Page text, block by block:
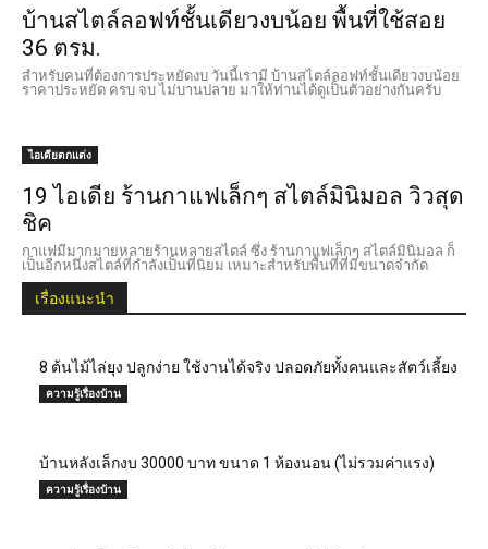
บ้านสไตล์ลอฟท์ชั้นเดียวงบน้อย พื้นที่ใช้สอย
36 ตรม.
สำหรับคนที่ต้องการประหยัดงบ วันนี้เรามี บ้านสไตล์ลอฟท์ชั้นเดียวงบน้อย
ราคาประหยัด ครบ จบ ไม่บานปลาย มาให้ท่านได้ดูเป็นตัวอย่างกันครับ
ไอเดียตกแต่ง
19 ไอเดีย ร้านกาแฟเล็กๆ สไตล์มินิมอล วิวสุด
ชิค
กาแฟมีมากมายหลายร้านหลายสไตล์ ซึ่ง ร้านกาแฟเล็กๆ สไตล์มินิมอล ก็
เป็นอีกหนึ่งสไตล์ที่กำลังเป็นที่นิยม เหมาะสำหรับพื้นที่ที่มีขนาดจำกัด
เรื่องแนะนำ
8 ต้นไม้ไล่ยุง ปลูกง่าย ใช้งานได้จริง ปลอดภัยทั้งคนและสัตว์เลี้ยง
ความรู้เรื่องบ้าน
บ้านหลังเล็กงบ 30000 บาท ขนาด 1 ห้องนอน (ไม่รวมค่าแรง)
ความรู้เรื่องบ้าน